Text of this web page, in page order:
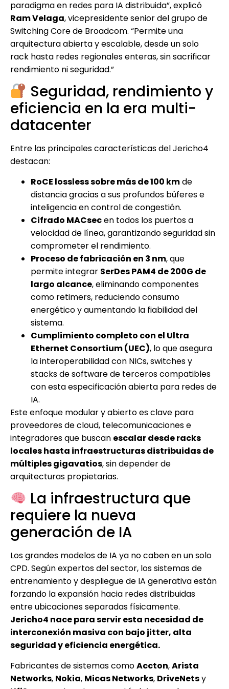
paradigma en redes para IA distribuida”, explicó
Ram Velaga, vicepresidente senior del grupo de
Switching Core de Broadcom. “Permite una
arquitectura abierta y escalable, desde un solo
rack hasta redes regionales enteras, sin sacrificar
rendimiento ni seguridad.”
Seguridad, rendimiento y
eficiencia en la era multi-
datacenter
Entre las principales características del Jericho4
destacan:
RoCE lossless sobre más de 100 kmde
distancia gracias a sus profundos búferes e
inteligencia en control de congestión.
Cifrado MACsecen todos los puertos a
velocidad de línea, garantizando seguridad sin
comprometer el rendimiento.
Proceso de fabricación en 3 nm, que
permite integrar SerDes PAM4 de 200G de
largo alcance, eliminando componentes
como retimers, reduciendo consumo
energético y aumentando la fiabilidad del
sistema.
Cumplimiento completo con el Ultra
Ethernet Consortium (UEC), lo que asegura
la interoperabilidad con NICs, switches y
stacks de software de terceros compatibles
con esta especificación abierta para redes de
IA.
Este enfoque modular y abierto es clave para
proveedores de cloud, telecomunicaciones e
integradores que buscan escalar desde racks
locales hasta infraestructuras distribuidas de
múltiples gigavatios, sin depender de
arquitecturas propietarias.
La infraestructura que
requiere la nueva
generación de IA
Los grandes modelos de IA ya no caben en un solo
CPD. Según expertos del sector, los sistemas de
entrenamiento y despliegue de IA generativa están
forzando la expansión hacia redes distribuidas
entre ubicaciones separadas físicamente.
Jericho4 nace para servir esta necesidad de
interconexión masiva con bajo jitter, alta
seguridad y eficiencia energética.
Fabricantes de sistemas comoAccton,Arista
Networks, Nokia, Micas Networks, DriveNetsy